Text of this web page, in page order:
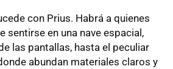
con Prius. Habrá a quienes
sentirse en una nave espacial,
las pantallas, hasta el peculiar
abundan materiales claros y